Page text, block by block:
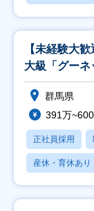
【未経験大
大級「グーネ
群馬県
391万
正社員採用
産休・育休あり